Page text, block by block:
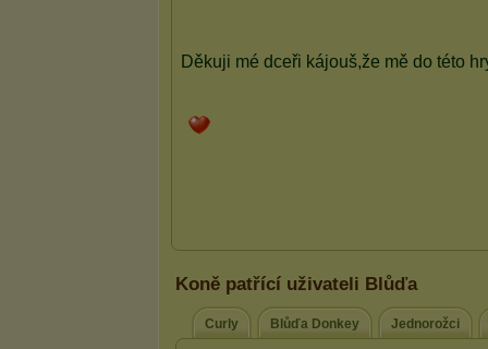
Koně patřící uživateli Blůďa
Curly Blůďa Donkey Jednorožci